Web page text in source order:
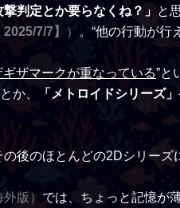
判定とか要らなくね？」 と
2025/7/7】 ）
。“他の行動が行
ザマークが重なっている”と
か、 「メトロイドシリーズ」
の後のほとんどの2Dシリーズ
版） では、ちょっと記憶が